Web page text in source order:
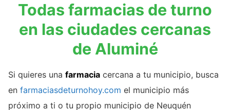
Todas farmacias de turno
en las ciudades cercanas
de Aluminé
Si quieres una farmacia cercana a tu municipio, busca
en farmaciasdeturnohoy.com el municipio más
próximo a ti o tu propio municipio de Neuquén